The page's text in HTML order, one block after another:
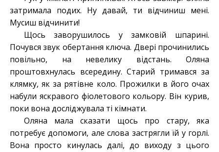
затримала подих. Ну давай, ти відчиниш мені.
Мусиш відчинити!
Щось заворушилось у замковій шпарині.
Почувся звук обертання ключа. Двері прочинились
повільно, на невелику відстань. Оляна
проштовхнулась всередину. Старий тримався за
клямку, як за рятівне коло. Прожилки в його очах
набули яскравого фіолетового кольору. Він курив,
поки вона досліджувала ті кімнати.
Оляна мала сказати щось про стару, яка
потребує допомоги, але слова застрягли їй у горлі.
Вона просто кинулась далі, до виходу з цього